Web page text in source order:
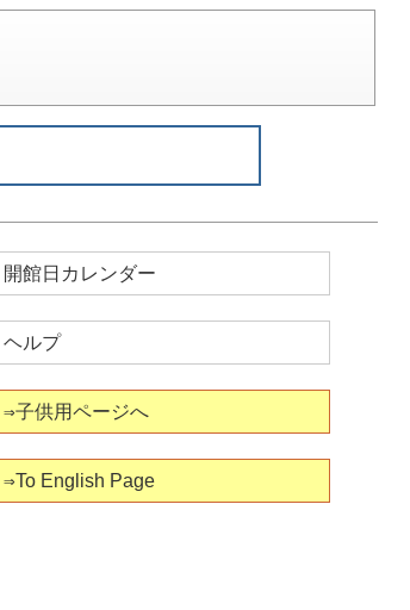
開館日カレンダー
ヘルプ
⇒子供用ページへ
⇒To English Page